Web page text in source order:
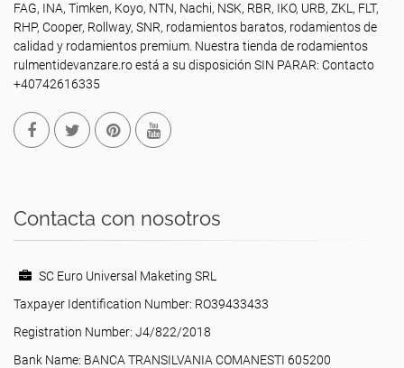
FAG, INA, Timken, Koyo, NTN, Nachi, NSK, RBR, IKO, URB, ZKL, FLT,
RHP, Cooper, Rollway, SNR, rodamientos baratos, rodamientos de
calidad y rodamientos premium. Nuestra tienda de rodamientos
rulmentidevanzare.ro está a su disposición SIN PARAR: Contacto
+40742616335
Contacta con nosotros
SC Euro Universal Maketing SRL
Taxpayer Identification Number: RO39433433
Registration Number: J4/822/2018
Bank Name: BANCA TRANSILVANIA COMANESTI 605200